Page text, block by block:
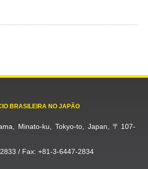
BRASILEIRA NO JAPÃO
Minato-ku, Tokyo-to, Japan, 〒107-
/ Fax: +81-3-6447-2834